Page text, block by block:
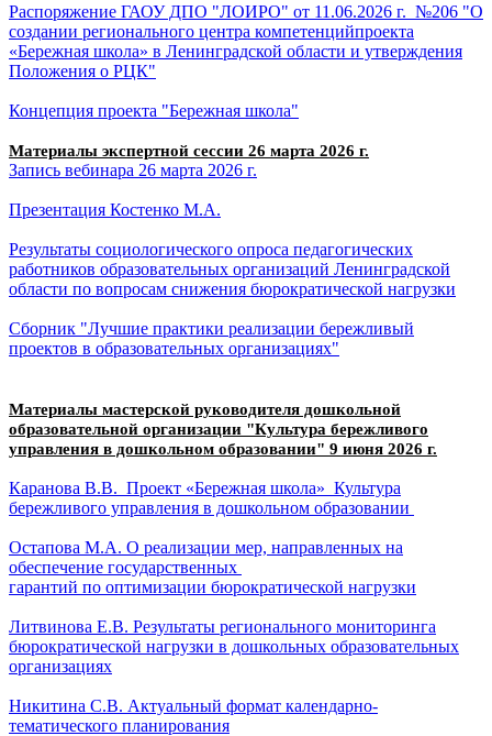
Распоряжение ГАОУ ДПО "ЛОИРО" от 11.06.2026 г. №206 "О
создании регионального центра компетенцийпроекта
«Бережная школа» в Ленинградской области и утверждения
Положения о РЦК"
Концепция проекта "Бережная школа"
Материалы экспертной сессии 26 марта 2026 г.
Запись вебинара 26 марта 2026 г.
Презентация Костенко М.А.
Результаты социологического опроса педагогических
работников образовательных организаций Ленинградской
области по вопросам снижения бюрократической нагрузки
Сборник "Лучшие практики реализации бережливый
проектов в образовательных организациях"
Материалы мастерской руководителя дошкольной
образовательной организации "Культура бережливого
управления в дошкольном образовании" 9 июня 2026 г.
Каранова В.В. Проект «Бережная школа» Культура
бережливого управления в дошкольном образовании
Остапова М.А. О реализации мер, направленных на
обеспечение государственных
гарантий по оптимизации бюрократической нагрузки
Литвинова Е.В. Результаты регионального мониторинга
бюрократической нагрузки в дошкольных образовательных
организациях
Никитина С.В. Актуальный формат календарно-
тематического планирования